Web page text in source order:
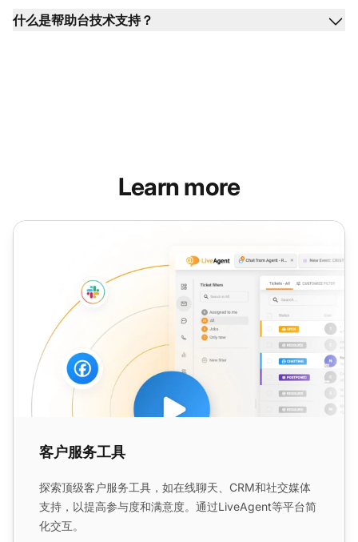
什么是帮助台技术支持？
Learn more
客户服务工具
客户服务工具
探索顶级客户服务工具，如在线聊天、CRM和社交媒体
支持，以提高参与度和满意度。通过LiveAgent等平台简
化交互。